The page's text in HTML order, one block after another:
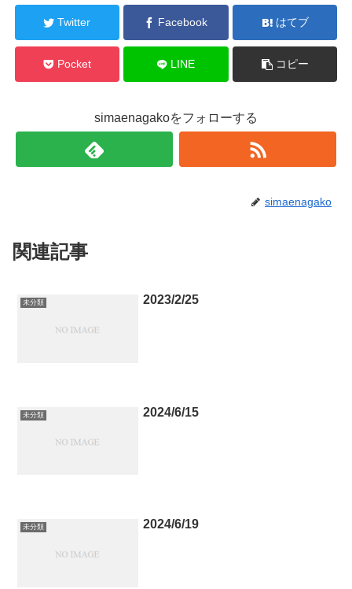
Twitter Facebook はてブ
Pocket LINE コピー
simaenagakoをフォローする
simaenagako
関連記事
未分類 2023/2/25
未分類 2024/6/15
未分類 2024/6/19